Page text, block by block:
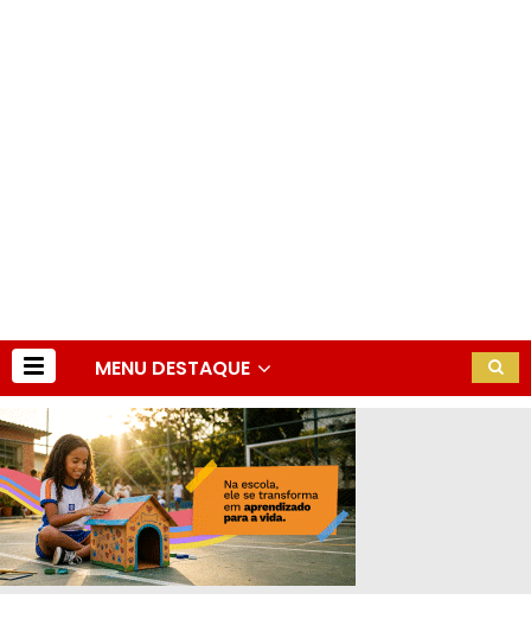
MENU DESTAQUE